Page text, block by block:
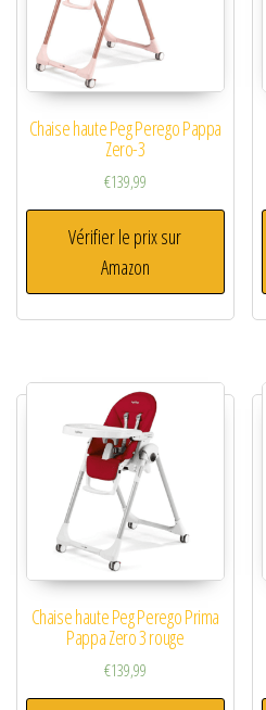
Chaise haute Peg Perego Pappa
Zero-3
€139,99
Vérifier le prix sur
Amazon
Chaise haute Peg Perego Prima
Pappa Zero 3 rouge
€139,99